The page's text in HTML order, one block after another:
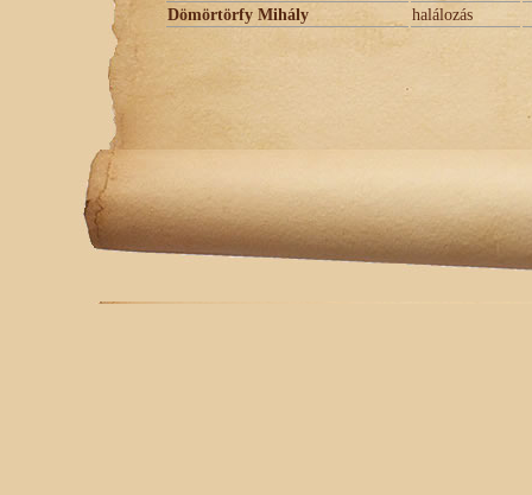
Dömörtörfy Mihály
halálozás